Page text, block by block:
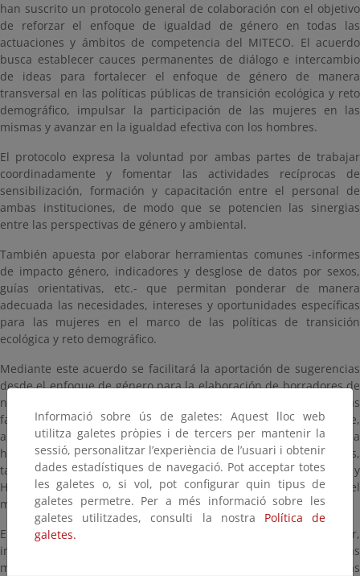
han suscrito un protocolo general de colaboración con el objetivo
de reforzar el enfoque de igualdad de género en todas las
actuaciones y ámbitos de competencia del MITECO. El acuerdo
busca establecer cauces permanentes de diálogo e intercambio
de ideas para fortalecer el enfoque de género de manera
transversal en las políticas públicas de transición ecológica y reto
demográfico, impulsar la participación de las mujeres en las
mismas y avanzar en la igualdad efectiva con los hombres.
El protocolo expresa la voluntad por ambas partes de trabajar
coordinadamente y fomentar las actividades recíprocas de
sensibilización, formación y capacitación entre el personal de
ambas instituciones, de modo que se potencien las sinergias
entre las perspectivas de género y ambiental.
También apuesta por elaborar herramientas comunes -informes
de impacto género, indicadores y desglose de datos por sexos,
guías orientativas, etc.- que permitan ponderar de manera
adecuada las necesidades, intereses y oportunidades específicas
para las mujeres en el marco de las políticas de transición
ecológica y reto demográfico.
Mediante este acuerdo se facilitará la aportación de sugerencias
desde el enfoque de género para la elaboración de borradores de
nuevas iniciativas estratégicas y normativas desde las primeras
fases, en el marco de las competencias respectivas. E, igualmente,
ambas instituciones utilizarán de forma consensuada
herramientas concretas que ofrece el Instituto de las Mujeres,
tales como la Red de Políticas de Igualdad entre Mujeres y
Hombres en los Fondos Comunitarios, o las redes con el
movimiento asociativo de mujeres.
El propósito último que inspira el protocolo es, en suma, apoyar,
impulsar y visibilizar la participación activa y en igualdad de las
mujeres como protagonistas a todos los niveles en las políticas
Informació sobre ús de galetes: Aquest lloc web
utilitza galetes pròpies i de tercers per mantenir la
sessió, personalitzar l’experiència de l’usuari i obtenir
dades estadístiques de navegació. Pot acceptar totes
les galetes o, si vol, pot configurar quin tipus de
galetes permetre. Per a més informació sobre les
galetes utilitzades, consulti la nostra Política de
galetes.